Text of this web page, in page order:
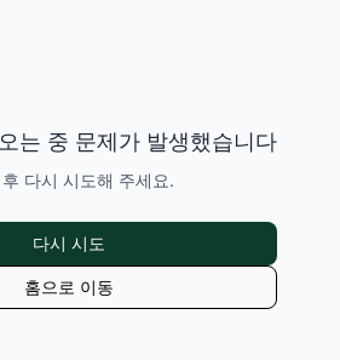
는 중 문제가 발생했습니다
다시 시도해 주세요.
다시 시도
홈으로 이동